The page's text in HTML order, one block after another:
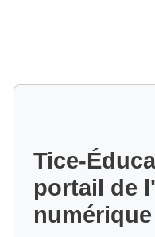
Tice-
portail de
numérique